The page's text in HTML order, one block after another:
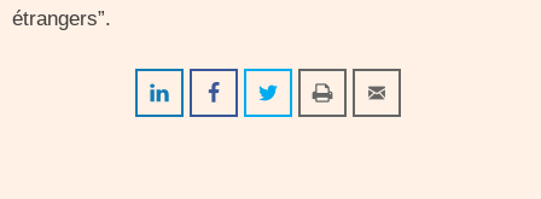
étrangers”.